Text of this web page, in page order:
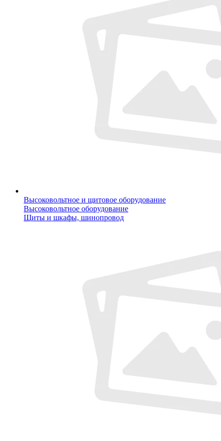
Высоковольтное и щитовое оборудование
Высоковольтное оборудование
Щиты и шкафы, шинопровод